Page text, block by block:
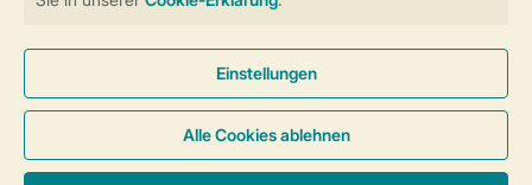
Cookies und Banner
Barrierefreiheit